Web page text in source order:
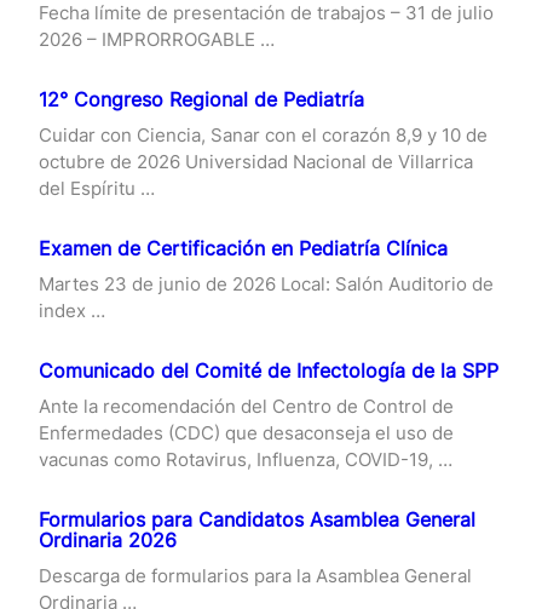
Fecha límite de presentación de trabajos – 31 de julio
2026 – IMPRORROGABLE …
12° Congreso Regional de Pediatría
Cuidar con Ciencia, Sanar con el corazón 8,9 y 10 de
octubre de 2026 Universidad Nacional de Villarrica
del Espíritu …
Examen de Certificación en Pediatría Clínica
Martes 23 de junio de 2026 Local: Salón Auditorio de
index …
Comunicado del Comité de Infectología de la SPP
Ante la recomendación del Centro de Control de
Enfermedades (CDC) que desaconseja el uso de
vacunas como Rotavirus, Influenza, COVID-19, …
Formularios para Candidatos Asamblea General
Ordinaria 2026
Descarga de formularios para la Asamblea General
Ordinaria …